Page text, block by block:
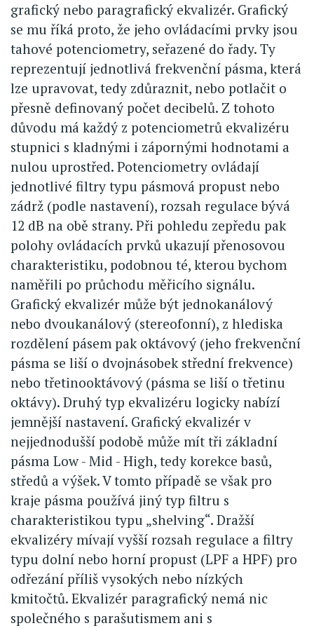
grafický nebo paragrafický ekvalizér. Grafický
se mu říká proto, že jeho ovládacími prvky jsou
tahové potenciometry, seřazené do řady. Ty
reprezentují jednotlivá frekvenční pásma, která
lze upravovat, tedy zdůraznit, nebo potlačit o
přesně definovaný počet decibelů. Z tohoto
důvodu má každý z potenciometrů ekvalizéru
stupnici s kladnými i zápornými hodnotami a
nulou uprostřed. Potenciometry ovládají
jednotlivé filtry typu pásmová propust nebo
zádrž (podle nastavení), rozsah regulace bývá
12 dB na obě strany. Při pohledu zepředu pak
polohy ovládacích prvků ukazují přenosovou
charakteristiku, podobnou té, kterou bychom
naměřili po průchodu měřicího signálu.
Grafický ekvalizér může být jednokanálový
nebo dvoukanálový (stereofonní), z hlediska
rozdělení pásem pak oktávový (jeho frekvenční
pásma se liší o dvojnásobek střední frekvence)
nebo třetinooktávový (pásma se liší o třetinu
oktávy). Druhý typ ekvalizéru logicky nabízí
jemnější nastavení. Grafický ekvalizér v
nejjednodušší podobě může mít tři základní
pásma Low - Mid - High, tedy korekce basů,
středů a výšek. V tomto případě se však pro
kraje pásma používá jiný typ filtru s
charakteristikou typu „shelving“. Dražší
ekvalizéry mívají vyšší rozsah regulace a filtry
typu dolní nebo horní propust (LPF a HPF) pro
odřezání příliš vysokých nebo nízkých
kmitočtů. Ekvalizér paragrafický nemá nic
společného s parašutismem ani s